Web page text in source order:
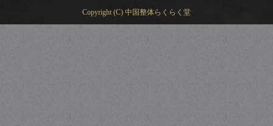
Copyright (C) 中国整体らくらく堂